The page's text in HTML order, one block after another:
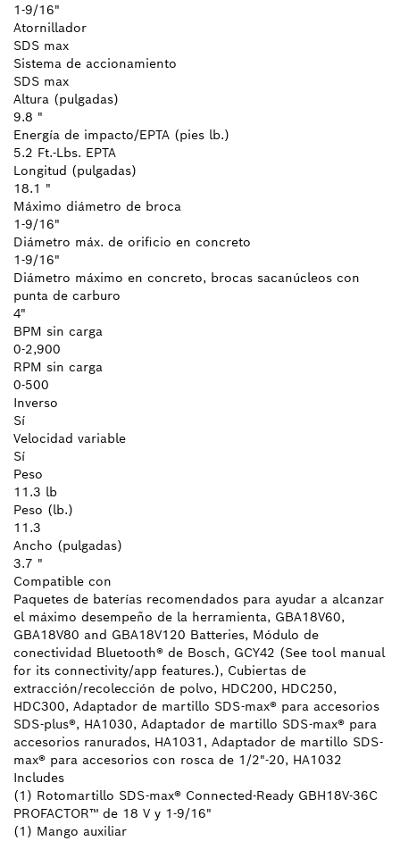
1-9/16"
Atornillador
SDS max
Sistema de accionamiento
SDS max
Altura (pulgadas)
9.8 "
Energía de impacto/EPTA (pies lb.)
5.2 Ft.-Lbs. EPTA
Longitud (pulgadas)
18.1 "
Máximo diámetro de broca
1-9/16"
Diámetro máx. de orificio en concreto
1-9/16"
Diámetro máximo en concreto, brocas sacanúcleos con
punta de carburo
4"
BPM sin carga
0-2,900
RPM sin carga
0-500
Inverso
Sí
Velocidad variable
Sí
Peso
11.3 lb
Peso (lb.)
11.3
Ancho (pulgadas)
3.7 "
Compatible con
Paquetes de baterías recomendados para ayudar a alcanzar
el máximo desempeño de la herramienta, GBA18V60,
GBA18V80 and GBA18V120 Batteries, Módulo de
conectividad Bluetooth® de Bosch, GCY42 (See tool manual
for its connectivity/app features.), Cubiertas de
extracción/recolección de polvo, HDC200, HDC250,
HDC300, Adaptador de martillo SDS-max® para accesorios
SDS-plus®, HA1030, Adaptador de martillo SDS-max® para
accesorios ranurados, HA1031, Adaptador de martillo SDS-
max® para accesorios con rosca de 1/2"-20, HA1032
Includes
(1) Rotomartillo SDS-max® Connected-Ready GBH18V-36C
PROFACTOR™ de 18 V y 1-9/16"
(1) Mango auxiliar